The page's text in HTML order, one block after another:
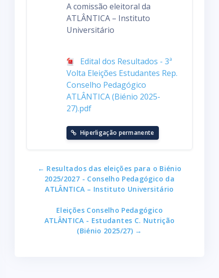
A comissão eleitoral da
ATLÂNTICA – Instituto
Universitário
Edital dos Resultados - 3ª
Volta Eleições Estudantes Rep.
Conselho Pedagógico
ATLÂNTICA (Biénio 2025-
27).pdf
Hiperligação permanente
← Resultados das eleições para o Biénio
2025/2027 - Conselho Pedagógico da
ATLÂNTICA – Instituto Universitário
Eleições Conselho Pedagógico
ATLÂNTICA - Estudantes C. Nutrição
(Biénio 2025/27) →